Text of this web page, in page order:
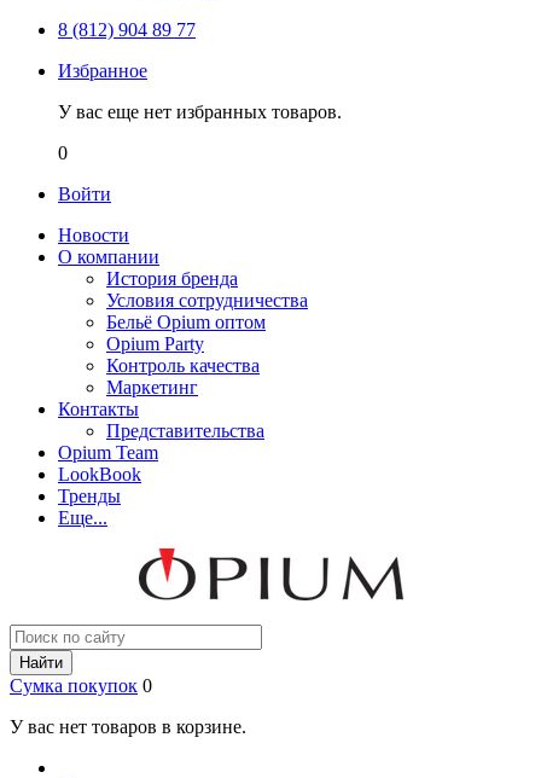
8 (812) 904 89 77
Избранное
У вас еще нет избранных товаров.
0
Войти
Новости
О компании
История бренда
Условия сотрудничества
Бельё Opium оптом
Opium Party
Контроль качества
Маркетинг
Контакты
Представительства
Opium Team
LookBook
Тренды
Еще...
Найти
Сумка покупок 0
У вас нет товаров в корзине.